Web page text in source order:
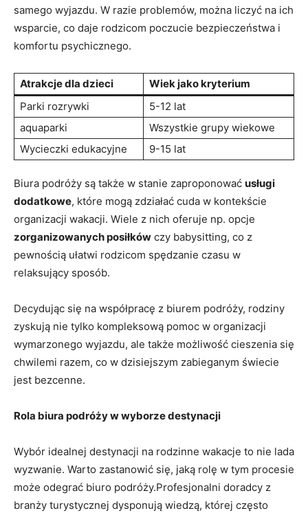
samego wyjazdu. W razie ‍problemów, można liczyć na ich
wsparcie, ‍co​ daje rodzicom poczucie ‌bezpieczeństwa i
komfortu psychicznego.
Atrakcje⁣ dla⁤ dzieci
Wiek jako kryterium
Parki rozrywki
5-12 ‍lat
aquaparki
Wszystkie ⁣grupy wiekowe
Wycieczki edukacyjne
9-15 lat
Biura podróży są⁢ także w stanie zaproponować usługi
dodatkowe, ⁤które mogą⁣ zdziałać cuda w ⁤kontekście
organizacji wakacji. Wiele z nich oferuje np. opcje
zorganizowanych posiłków czy babysitting, co z
pewnością ułatwi rodzicom spędzanie czasu⁣ w⁤
relaksujący⁢ sposób.
Decydując się na współpracę z biurem ‌podróży, ​rodziny
⁤zyskują nie ‍tylko kompleksową pomoc⁢ w organizacji⁢
wymarzonego ‌wyjazdu, ale także możliwość cieszenia się
chwilemi razem, co w dzisiejszym zabieganym świecie
jest bezcenne.
Rola biura podróży w wyborze destynacji
Wybór idealnej ‍destynacji na rodzinne wakacje to nie⁣ lada
wyzwanie. ‍Warto zastanowić się, jaką rolę w tym procesie
może ⁤odegrać biuro podróży.Profesjonalni doradcy z
branży turystycznej dysponują wiedzą, której często